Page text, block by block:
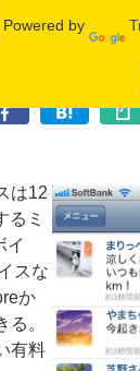
Powered by
用のiPhoneアプ
は12
るミ
イ
スな
か
。
有料